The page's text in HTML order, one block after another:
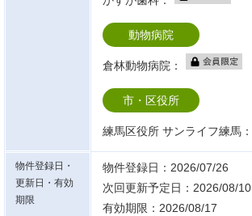
動物病院
倉林動物病院：
市・区役所
練馬区役所 サンライフ練馬：
物件登録日・
更新日・有効
期限
物件登録日：2026/07/26
次回更新予定日：2026/08/10
有効期限：2026/08/17